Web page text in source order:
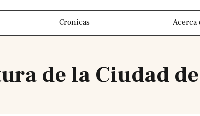
Cronicas Acerca
de la Ciudad